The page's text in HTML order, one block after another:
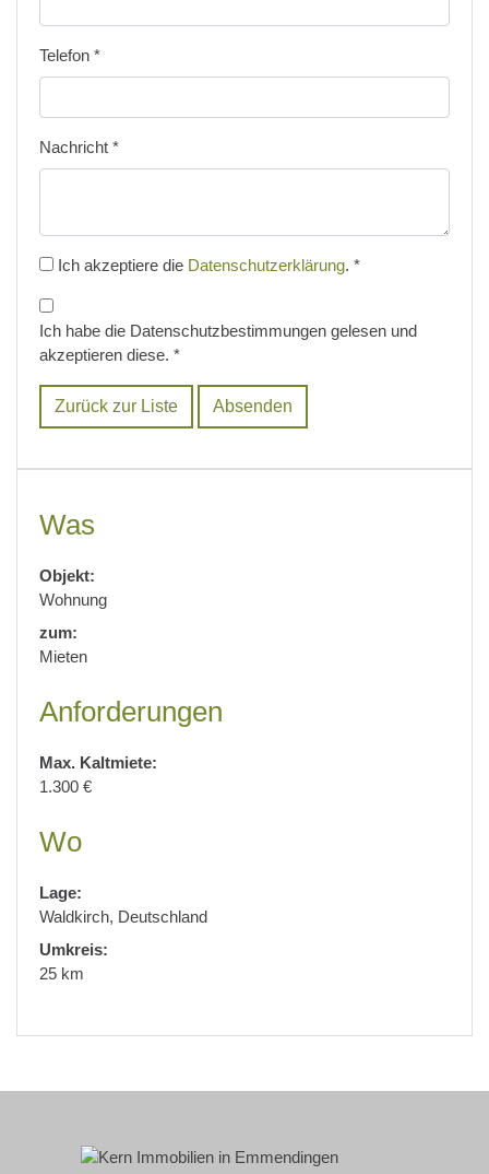
Telefon *
Nachricht *
Ich akzeptiere die Datenschutzerklärung. *
Ich habe die Datenschutzbestimmungen gelesen und
akzeptieren diese. *
Zurück zur Liste
Was
Objekt:
Wohnung
zum:
Mieten
Anforderungen
Max. Kaltmiete:
1.300 €
Wo
Lage:
Waldkirch, Deutschland
Umkreis:
25 km